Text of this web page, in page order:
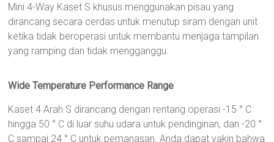
Mini 4-Way Kaset S khusus menggunakan pisau yang
dirancang secara cerdas untuk menutup siram dengan unit
ketika tidak beroperasi untuk membantu menjaga tampilan
yang ramping dan tidak mengganggu.
Wide Temperature Performance Range
Kaset 4 Arah S dirancang dengan rentang operasi -15 ° C
hingga 50 ° C di luar suhu udara untuk pendinginan, dan -20 °
C sampai 24 ° C untuk pemanasan. Anda dapat yakin bahwa